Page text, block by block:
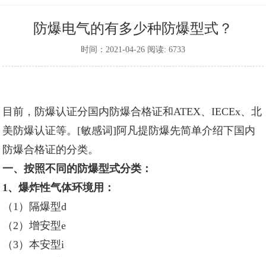
防爆电气的有多少种防爆型式？
时间：2021-04-26 阅读: 6733
目前，防爆认证分国内防爆合格证和ATEX、IECEx、北
美防爆认证等。[敏感词] 阿凡提防爆先简单介绍下国内
防爆合格证的分类。
一、按照不同的防爆型式分类：
1、爆炸性气体环境用：
（1）隔爆型d
（2）增安型e
（3）本安型i